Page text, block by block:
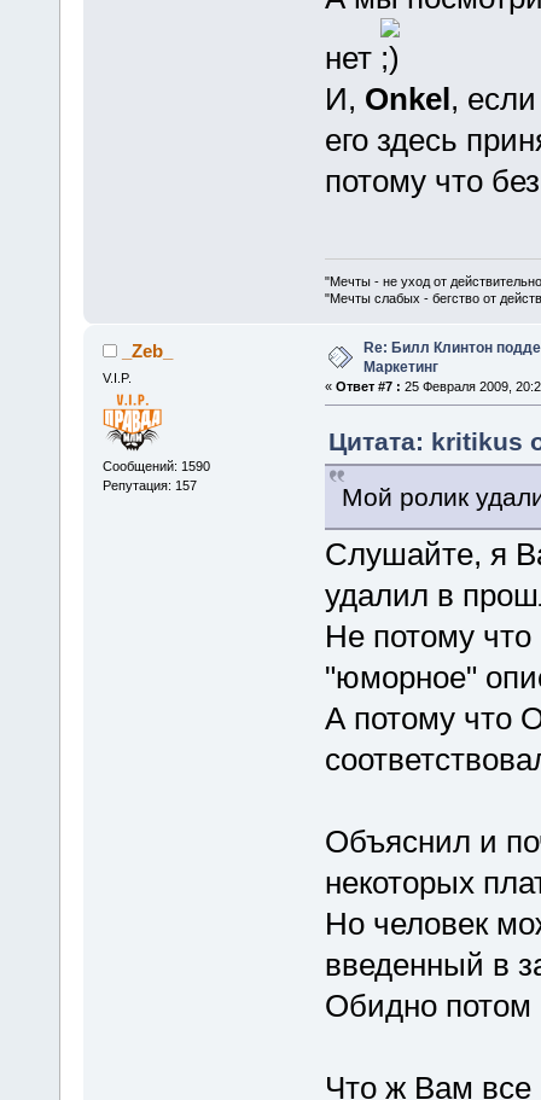
нет
И, Onkel,
его здесь
потому что
"Мечты - не уход от
"Мечты слабых - бегство от
_Zeb_
V.I.P.
Сообщений: 1590
Репутация: 157
Re: Билл Клинтон
Маркетинг
« Ответ #7 : 25 Февраля 2009,
Цитата: kritikus
Мой ролик
Слушайте, я
удалил в
Не потому
"юморное"
А потому что
Объяснил и
некоторых
Но человек
введенный в
Обидно потом
Что ж Вам все